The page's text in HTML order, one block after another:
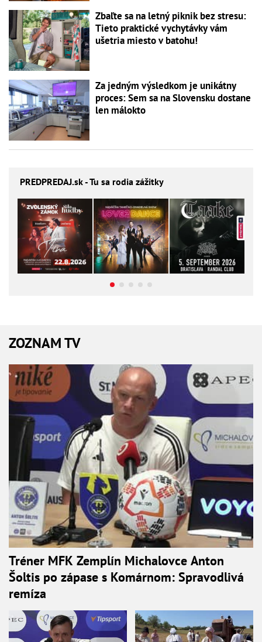
Zbaľte sa na letný piknik bez stresu:
Tieto praktické vychytávky vám
ušetria miesto v batohu!
Za jedným výsledkom je unikátny
proces: Sem sa na Slovensku dostane
len málokto
PREDPREDAJ.sk - Tu sa rodia zážitky
ZOZNAM TV
Tréner MFK Zemplín Michalovce Anton
Šoltis po zápase s Komárnom: Spravodlivá
remíza